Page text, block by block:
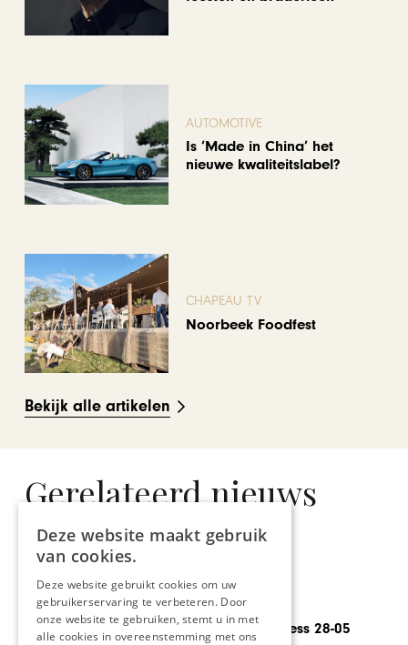
AUTOMOTIVE
Is ‘Made in China’ het
nieuwe kwaliteitslabel?
CHAPEAU TV
Noorbeek Foodfest
Bekijk alle artikelen
Gerelateerd nieuws
GASTRONOMIE
Chapeau Business 28-05
Deze website maakt gebruik
van cookies.
Deze website gebruikt cookies om uw
gebruikerservaring te verbeteren. Door
onze website te gebruiken, stemt u in met
alle cookies in overeenstemming met ons